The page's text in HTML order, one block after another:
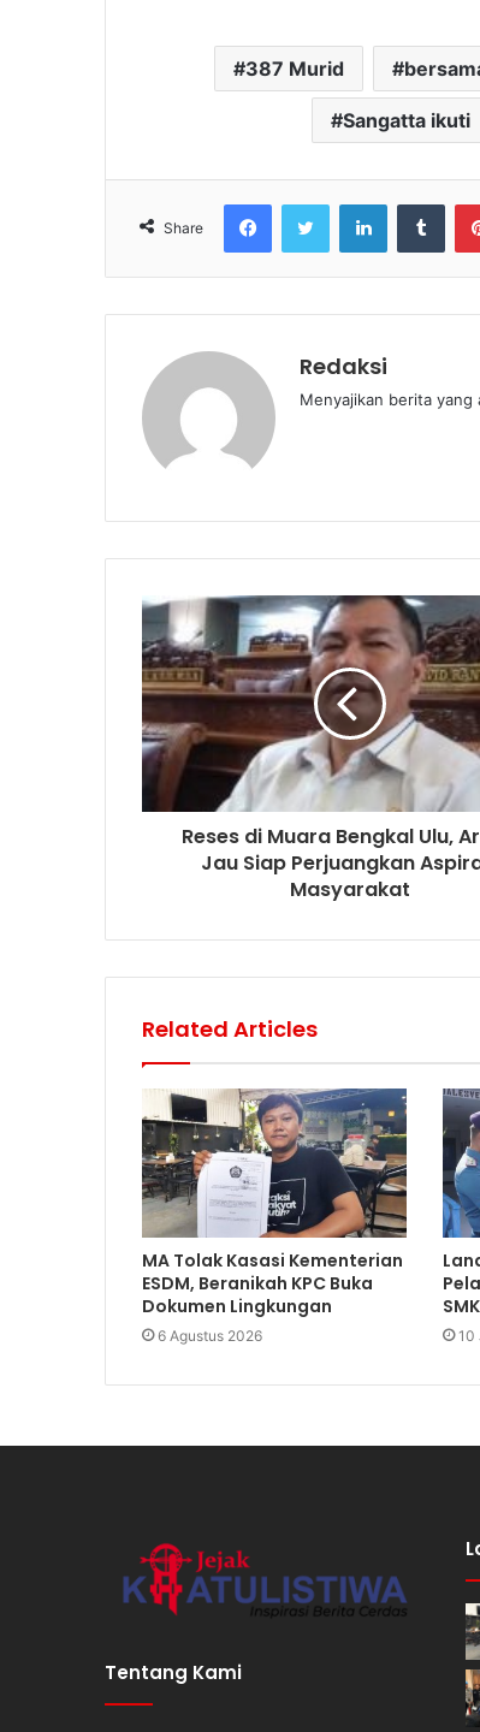
387 Murid
Sangatta ikuti
Share
FacebookTwitter LinkedIn
Redaksi
Menyajikan berita
Reses di Muara Bengkal Ulu,
Jau Siap Perjuangkan
Masyarakat
Related Articles
MA Tolak Kasasi Kementerian
ESDM, Beranikah KPC Buka
Dokumen Lingkungan
6 Agustus 2026 10
Tentang Kami